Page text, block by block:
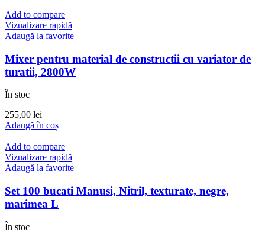
Add to compare
Vizualizare rapidă
Adaugă la favorite
Mixer pentru material de constructii cu variator de
turatii, 2800W
În stoc
255,00 lei
Adaugă în coș
Add to compare
Vizualizare rapidă
Adaugă la favorite
Set 100 bucati Manusi, Nitril, texturate, negre,
marimea L
În stoc